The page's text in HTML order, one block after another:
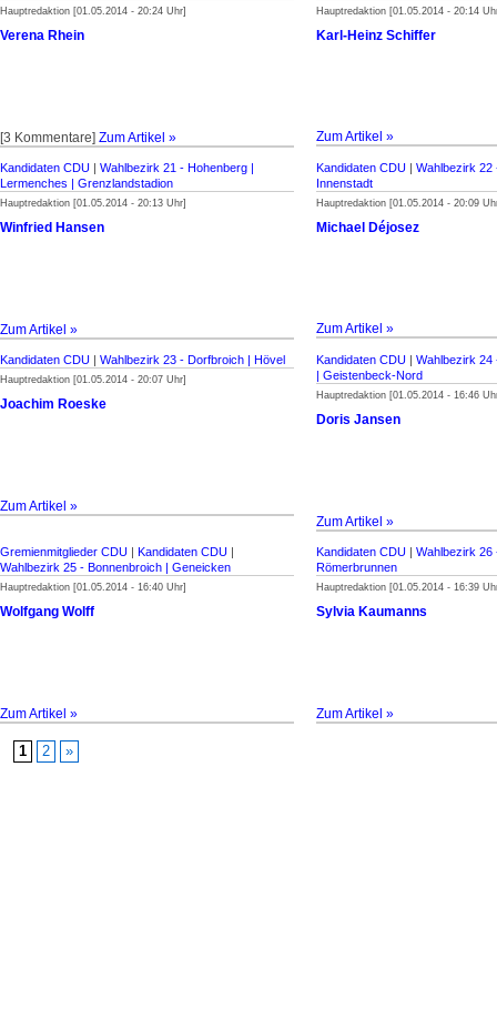
Hauptredaktion [01.05.2014 - 20:24 Uhr]
Verena Rhein
[3 Kommentare] Zum Artikel »
Hauptredaktion [01.05.2014 - 20:14
Karl-Heinz Schiffer
Zum Artikel »
Kandidaten CDU | Wahlbezirk 21 - Hohenberg |
Lermenches | Grenzlandstadion
Hauptredaktion [01.05.2014 - 20:13 Uhr]
Winfried Hansen
Zum Artikel »
Kandidaten CDU | Wahlbezirk 22
Innenstadt
Hauptredaktion [01.05.2014 - 20:09
Michael Déjosez
Zum Artikel »
Kandidaten CDU | Wahlbezirk 23 - Dorfbroich | Hövel
Hauptredaktion [01.05.2014 - 20:07 Uhr]
Joachim Roeske
Zum Artikel »
Kandidaten CDU | Wahlbezirk 24
| Geistenbeck-Nord
Hauptredaktion [01.05.2014 - 16:46
Doris Jansen
Zum Artikel »
Gremienmitglieder CDU | Kandidaten CDU |
Wahlbezirk 25 - Bonnenbroich | Geneicken
Hauptredaktion [01.05.2014 - 16:40 Uhr]
Wolfgang Wolff
Zum Artikel »
Kandidaten CDU | Wahlbezirk 26
Römerbrunnen
Hauptredaktion [01.05.2014 - 16:39
Sylvia Kaumanns
Zum Artikel »
1 2 »